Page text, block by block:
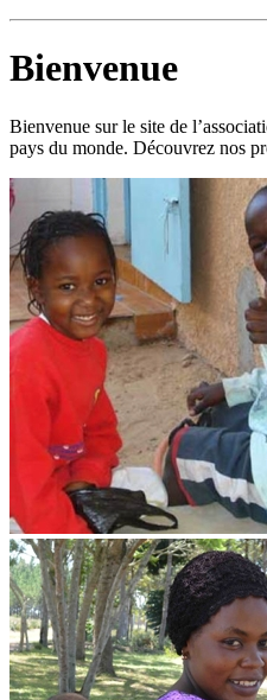
Bienvenue
Bienvenue sur le site de
pays du monde. Découvrez nos